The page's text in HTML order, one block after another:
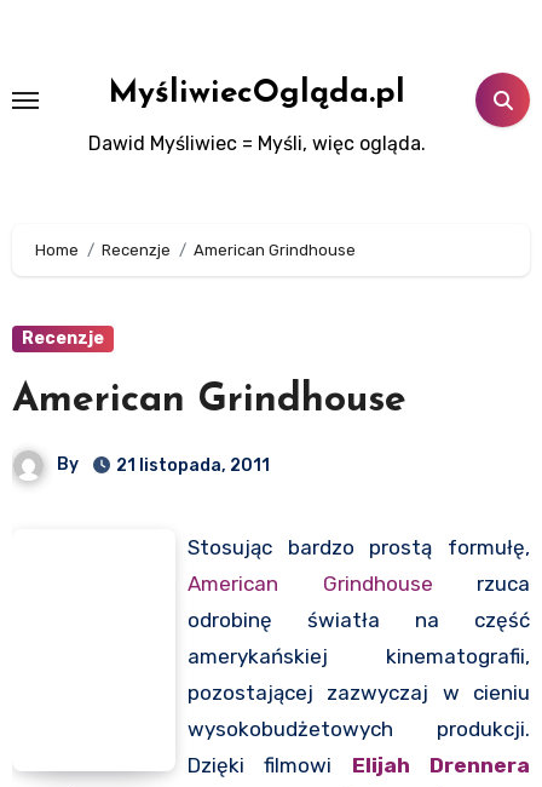
MyśliwiecOgląda.pl
Dawid Myśliwiec = Myśli, więc ogląda.
Home Recenzje American Grindhouse
Recenzje
American Grindhouse
By 21 listopada, 2011
Stosując bardzo prostą formułę,
American Grindhouse rzuca
odrobinę światła na część
amerykańskiej kinematografii,
pozostającej zazwyczaj w cieniu
wysokobudżetowych produkcji.
Dzięki filmowi Elijah Drennera